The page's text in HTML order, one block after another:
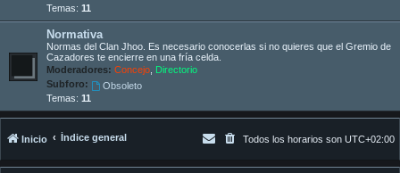
Temas: 11
Normativa
Normas del Clan Jhoo. Es necesario conocerlas si no quieres que el Gremio de
Cazadores te encierre en una fría celda.
Moderadores: Concejo Directorio
Subforo:
Obsoleto
Temas: 11
Inicio Índice general Todos los horarios son UTC+02:00